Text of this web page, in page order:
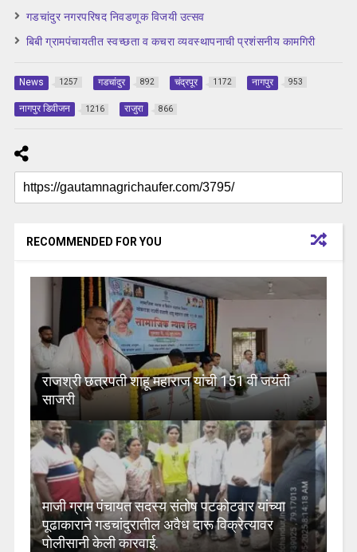
गडचांदुर नगरपरिषद निवडणूक विजयी उत्सव
बिबी ग्रामपंचायतीत स्वच्छता व कचरा व्यवस्थापनाची प्रशंसनीय कामगिरी
News 1257 गडचांदुर 892 चंद्रपूर 1172 नागपुर 953
नागपुर डिवीजन 1216 राजुरा 866
RECOMMENDED FOR YOU
राजश्री छत्रपती शाहू महाराज यांची 151 वी जयंती
साजरी
माजी ग्राम पंचायत सदस्य संतोष पटकोटवार यांच्या
पूढाकाराने गडचांदुरातील अवैध दारू विक्रेत्यावर
पोलीसानी केली कारवाई.